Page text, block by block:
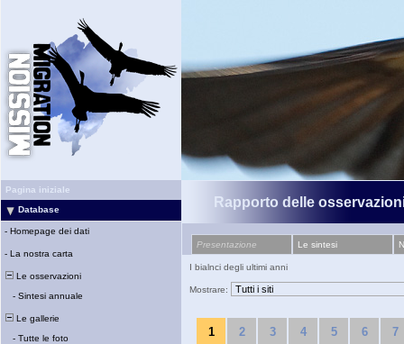
Pagina iniziale
Database
- Homepage dei dati
- La nostra carta
Le osservazioni
- Sintesi annuale
Le gallerie
- Tutte le foto
Rapporto delle
Presentazione Le sintesi
I bialnci degli ultimi anni
Mostrare:
1 2 3 4 5 6 7